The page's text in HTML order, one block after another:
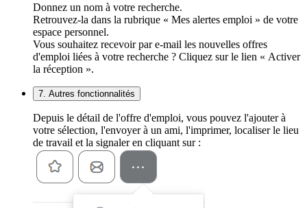
Donnez un nom à votre recherche.
Retrouvez-la dans la rubrique « Mes alertes emploi » de votre
espace personnel.
Vous souhaitez recevoir par e-mail les nouvelles offres
d'emploi liées à votre recherche ? Cliquez sur le lien « Activer
la réception ».
7. Autres fonctionnalités
Depuis le détail de l'offre d'emploi, vous pouvez l'ajouter à
votre sélection, l'envoyer à un ami, l'imprimer, localiser le lieu
de travail et la signaler en cliquant sur :